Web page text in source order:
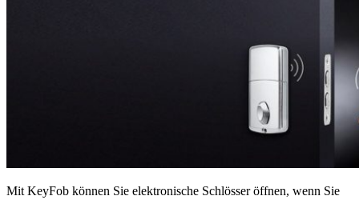
Mit KeyFob können Sie elektronische Schlösser öffnen, wenn Sie